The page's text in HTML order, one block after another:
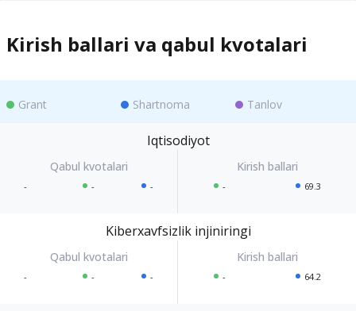
Kirish ballari va qabul kvotalari
Grant Shartnoma Tanlov
Iqtisodiyot
- - - - 69.3
Kiberxavfsizlik injiniringi
- - - - 64.2